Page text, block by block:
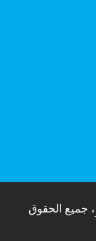
، جميع الحقوق